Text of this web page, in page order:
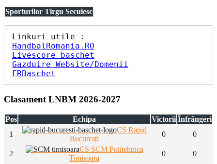
Sporturilor Tirgu Secuiesc
HandbalRomania.RO
Livescore baschet
Gazduire Website/Domenii
FRBaschet
Clasament LNBM 2026-2027
Pos Echipa Victorii Înfrângeri
1
CS Rapid
Bucuresti
0 0
2
CS SCM Politehnica
Timisoara
0 0